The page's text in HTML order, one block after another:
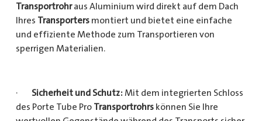
Transportrohraus Aluminium wird direkt auf dem Dach
Ihres Transportersmontiert und bietet eine einfache
und effiziente Methode zum Transportieren von
sperrigen Materialien.
· Sicherheit und Schutz: Mit dem integrierten Schloss
des Porte Tube Pro Transportrohrskönnen Sie Ihre